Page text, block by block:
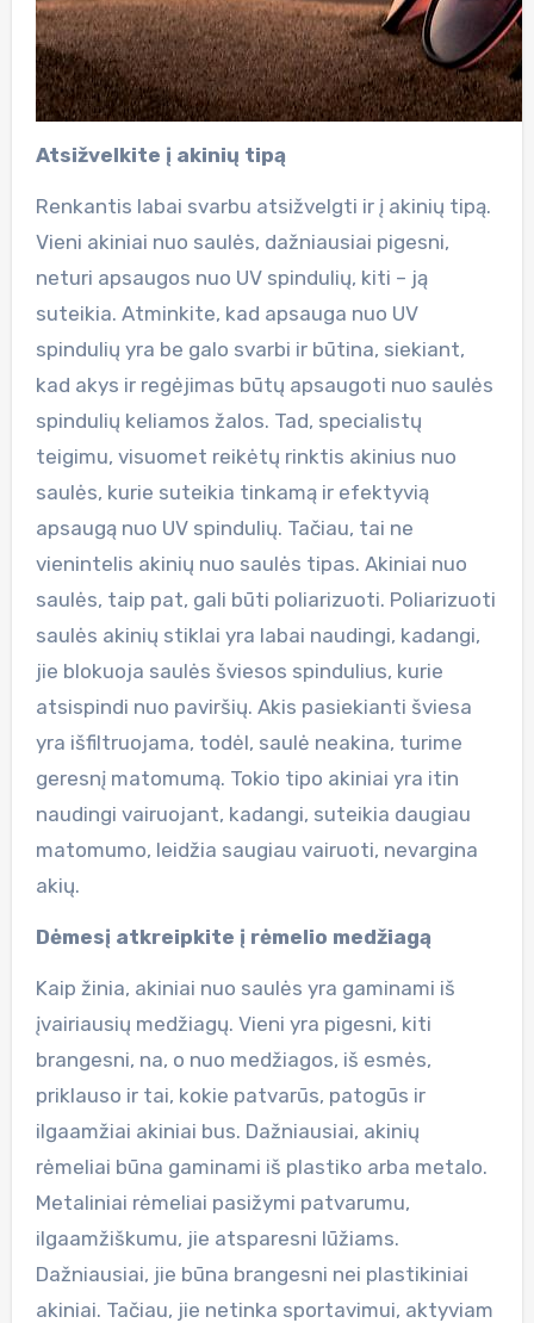
Atsižvelkite į akinių tipą
Renkantis labai svarbu atsižvelgti ir į akinių tipą.
Vieni akiniai nuo saulės, dažniausiai pigesni,
neturi apsaugos nuo UV spindulių, kiti – ją
suteikia. Atminkite, kad apsauga nuo UV
spindulių yra be galo svarbi ir būtina, siekiant,
kad akys ir regėjimas būtų apsaugoti nuo saulės
spindulių keliamos žalos. Tad, specialistų
teigimu, visuomet reikėtų rinktis akinius nuo
saulės, kurie suteikia tinkamą ir efektyvią
apsaugą nuo UV spindulių. Tačiau, tai ne
vienintelis akinių nuo saulės tipas. Akiniai nuo
saulės, taip pat, gali būti poliarizuoti. Poliarizuoti
saulės akinių stiklai yra labai naudingi, kadangi,
jie blokuoja saulės šviesos spindulius, kurie
atsispindi nuo paviršių. Akis pasiekianti šviesa
yra išfiltruojama, todėl, saulė neakina, turime
geresnį matomumą. Tokio tipo akiniai yra itin
naudingi vairuojant, kadangi, suteikia daugiau
matomumo, leidžia saugiau vairuoti, nevargina
akių.
Dėmesį atkreipkite į rėmelio medžiagą
Kaip žinia, akiniai nuo saulės yra gaminami iš
įvairiausių medžiagų. Vieni yra pigesni, kiti
brangesni, na, o nuo medžiagos, iš esmės,
priklauso ir tai, kokie patvarūs, patogūs ir
ilgaamžiai akiniai bus. Dažniausiai, akinių
rėmeliai būna gaminami iš plastiko arba metalo.
Metaliniai rėmeliai pasižymi patvarumu,
ilgaamžiškumu, jie atsparesni lūžiams.
Dažniausiai, jie būna brangesni nei plastikiniai
akiniai. Tačiau, jie netinka sportavimui, aktyviam